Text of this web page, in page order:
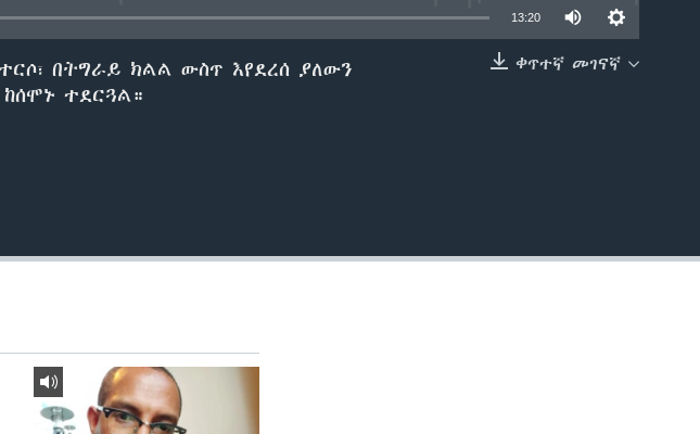
13:20
ቀጥተኛ መገናኛ
በትግራይ ክልል ውስጥ እየደረሰ ያለውን
ተደርጓል።